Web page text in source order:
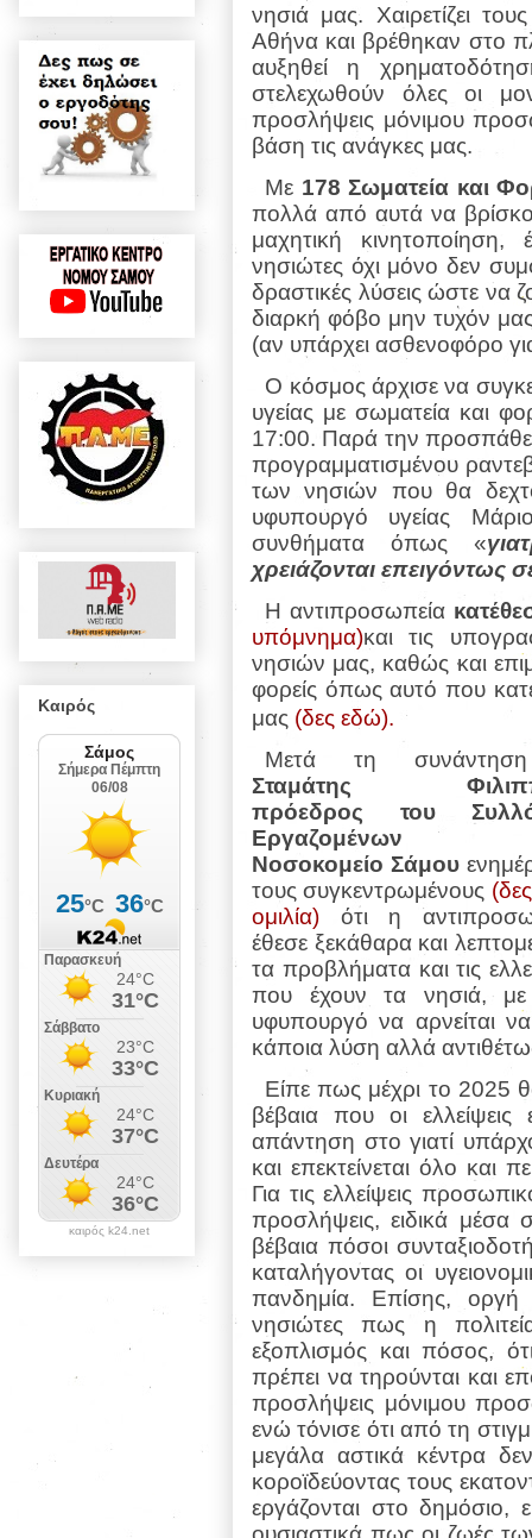
νησιά μας. Χαιρετίζει
Αθήνα και βρέθηκαν στο
αυξηθεί η
στελεχωθούν όλες οι
προσλήψεις μόνιμου
βάση τις ανάγκες μας.
Με 178 Σωματεία και
πολλά από αυτά να
μαχητική
νησιώτες όχι μόνο δεν
δραστικές λύσεις ώστε να
διαρκή φόβο μην τυχόν
(αν υπάρχει ασθενοφόρο
Ο κόσμος άρχισε να
υγείας με σωματεία και
17:00. Παρά την
προγραμματισμένου
των νησιών που θα
υφυπουργό υγείας
συνθήματα όπως «
χρειάζονται επειγόντως
Η αντιπροσωπεία
υπόμνημα)και τις
νησιών μας, καθώς και
φορείς όπως αυτό που
μας (δες εδώ).
Μετά τη
Σταμάτης
πρόεδρος του
Εργαζομένων
Νοσοκομείο Σάμου
τους συγκεντρωμένους
ομιλία) ότι η
έθεσε ξεκάθαρα και
τα προβλήματα και τις
που έχουν τα νησιά,
υφυπουργό να αρνείται
κάποια λύση αλλά
Είπε πως μέχρι το 2025
βέβαια που οι
απάντηση στο γιατί
και επεκτείνεται όλο και
Για τις ελλείψεις
προσλήψεις, ειδικά μέσα
βέβαια πόσοι
καταλήγοντας οι
πανδημία. Επίσης,
νησιώτες πως η
εξοπλισμός και πόσος,
πρέπει να τηρούνται και
προσλήψεις μόνιμου
ενώ τόνισε ότι από τη
μεγάλα αστικά κέντρα
κοροϊδεύοντας τους
εργάζονται στο δημόσιο,
Καιρός
καιρός k24.net